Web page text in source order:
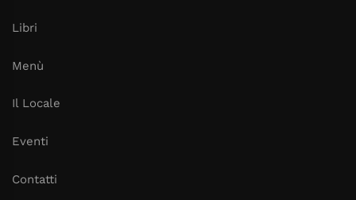
Libri
Menù
Il Locale
Eventi
Contatti